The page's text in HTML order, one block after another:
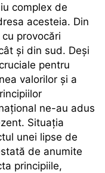
complex de
acesteia. Din
provocări
și din sud. Deși
pentru
valorilor și a
ne-au adus
Situația
unei lipse de
de anumite
principiile,